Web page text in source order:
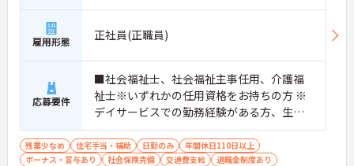
雇用形態 正社員(正職員)
応募要件
■社会福祉士、社会福祉主事任用、介護福
祉士※いずれかの任用資格をお持ちの方 ※
デイサービスでの勤務経験がある方、生活
相談員の実務経験がある方歓迎
残業少なめ 住宅手当・補助 日勤のみ
年間休日110日以上
ボーナス・賞与あり
社会保険完備 交通費支給 退職金制度あり